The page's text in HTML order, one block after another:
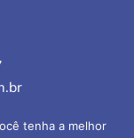
tenha a melhor